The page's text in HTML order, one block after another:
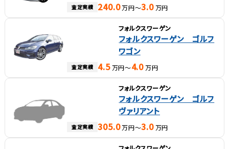
査定実績 240.0万円～3.0万円
フォルクスワーゲン
フォルクスワーゲン ゴルフ
ワゴン
査定実績 4.5万円～4.0万円
フォルクスワーゲン
フォルクスワーゲン ゴルフ
ヴァリアント
査定実績 305.0万円～3.0万円